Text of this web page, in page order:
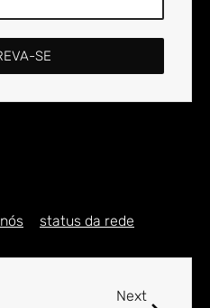
SE
status da rede
Next